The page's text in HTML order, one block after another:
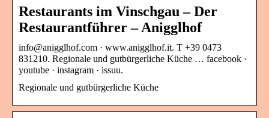
Restaurants im Vinschgau – Der
Restaurantführer – Anigglhof
info@anigglhof.com · www.anigglhof.it. T +39 0473
831210. Regionale und gutbürgerliche Küche … facebook ·
youtube · instagram · issuu.
Regionale und gutbürgerliche Küche